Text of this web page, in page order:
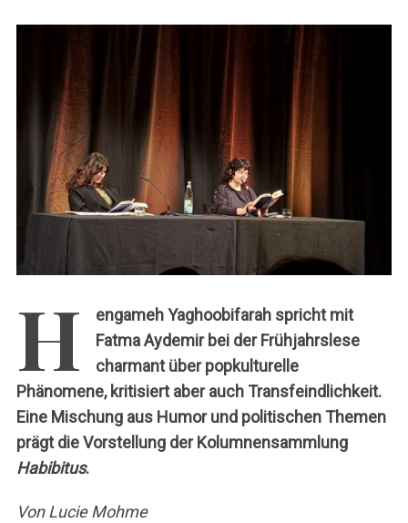
h
H
engameh Yaghoobifarah spricht mit
Fatma Aydemir bei der Frühjahrslese
charmant über popkulturelle
Phänomene, kritisiert aber auch Transfeindlichkeit.
Eine Mischung aus Humor und politischen Themen
prägt die Vorstellung der Kolumnensammlung
Habibitus.
Von Lucie Mohme